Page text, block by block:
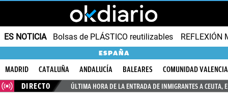
ES NOTICIA Bolsas de PLÁSTICO reutilizables REFLEXIÓN
ESPAÑA
MADRID CATALUÑA ANDALUCÍA BALEARES
COMUNIDAD
DIRECTO
ÚLTIMA HORA DE LA ENTRADA DE INMIGRANTES A CEUTA,